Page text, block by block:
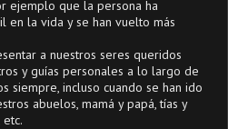
ejemplo que la persona ha
en la vida y se han vuelto más
a nuestros seres queridos
y guías personales a lo largo de
siempre, incluso cuando se han ido
abuelos, mamá y papá, tías y